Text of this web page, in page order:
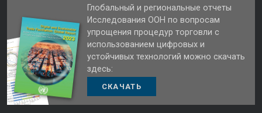
Глобальный и региональные отчеты
Исследования ООН по вопросам
упрощения процедур торговли с
использованием цифровых и
устойчивых технологий можно скачать
здесь:
СКАЧАТЬ